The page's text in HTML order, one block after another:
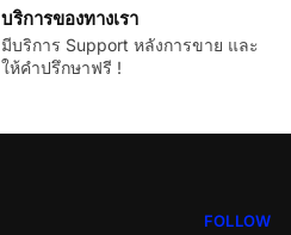
บริการของทางเรา
มีบริการ Support หลังการขาย และ
ให้คำปรึกษาฟรี !
FOLLOW